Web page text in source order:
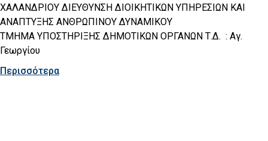
ΧΑΛΑΝΔΡΙΟΥ ΔΙΕΥΘΥΝΣΗ ΔΙΟΙΚΗΤΙΚΩΝ ΥΠΗΡΕΣΙΩΝ ΚΑΙ
ΑΝΑΠΤΥΞΗΣ ΑΝΘΡΩΠΙΝΟΥ ΔΥΝΑΜΙΚΟΥ
ΤΜΗΜΑ ΥΠΟΣΤΗΡΙΞΗΣ ΔΗΜΟΤΙΚΩΝ ΟΡΓΑΝΩΝ Τ.Δ. : Αγ.
Γεωργίου
Περισσότερα